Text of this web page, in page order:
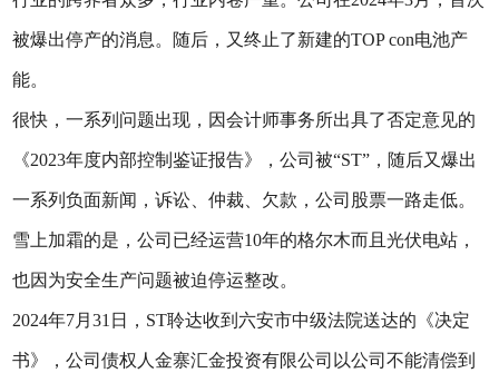
被爆出停产的消息。随后，又终止了新建的TOP con电池产
能。
很快，一系列问题出现，因会计师事务所出具了否定意见的
《2023年度内部控制鉴证报告》，公司被“ST”，随后又爆出
一系列负面新闻，诉讼、仲裁、欠款，公司股票一路走低。
雪上加霜的是，公司已经运营10年的格尔木而且光伏电站，
也因为安全生产问题被迫停运整改。
2024年7月31日，ST聆达收到六安市中级法院送达的《决定
书》，公司债权人金寨汇金投资有限公司以公司不能清偿到